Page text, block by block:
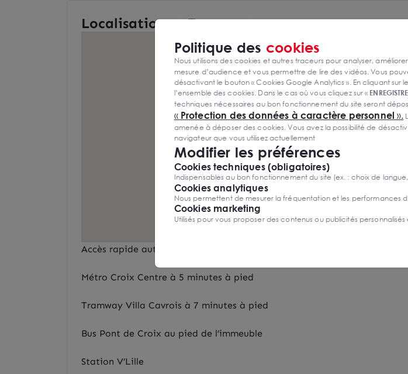
Localisation et Transports
Accès rapide autoroutes A1 A22 A23 A25 A27
Métro Croix Centre à 5 minutes à pied
Tramway Villa Cavrois à 7 minutes à pied
Bus Pont de Croix au pied de l’immeuble
Station V’Lille
Politique des cookies
Nous utilisons des cookies et autres traceurs pour analyser,
mesure d’audience et vous permettre de lire des vidéos. Vous
désactivant le bouton « Cookies Google Analytics ». En cliquant sur
l’ensemble des cookies. Dans le cas où vous cliquez sur «
techniques nécessaires au bon fonctionnement du site seront
« Protection des données à caractère personnel ».
amenée à déposer des cookies. Vous avez la possibilité de
navigateur que vous utilisez actuellement
Modifier les préférences
Cookies techniques (obligatoires)
Indispensables au bon fonctionnement du site (ex. : choix de
Cookies analytiques
Nous permettent de mesurer la fréquentation et les performances
Cookies marketing
Utilisés pour vous proposer des contenus ou publicités